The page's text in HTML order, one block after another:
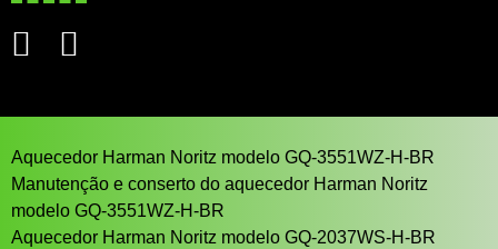
Aquecedor Harman Noritz modelo GQ-3551WZ-H-BR
Manutenção e conserto do aquecedor Harman Noritz
modelo GQ-3551WZ-H-BR
Aquecedor Harman Noritz modelo GQ-2037WS-H-BR